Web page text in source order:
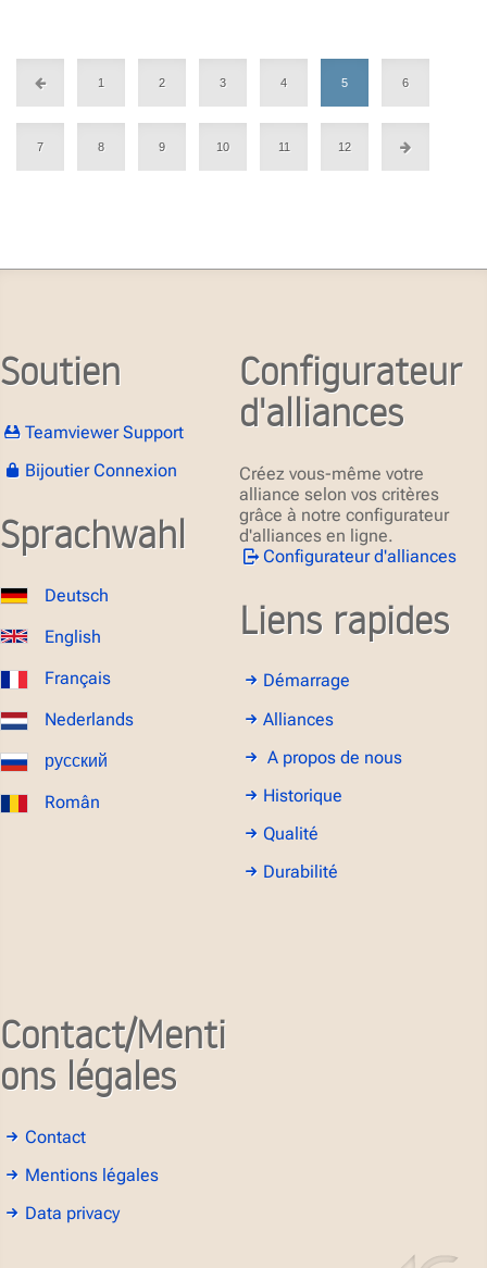
1 2 3 4 5 6
7 8 9 10 11 12
Soutien
Teamviewer Support
Bijoutier Connexion
Sprachwahl
Deutsch
English
Français
Nederlands
русский
Român
Configurateur
d'alliances
Créez vous-même votre
alliance selon vos critères
grâce à notre configurateur
d'alliances en ligne.
Configurateur d'alliances
Liens rapides
Démarrage
Alliances
A propos de nous
Historique
Qualité
Durabilité
Contact/Menti
ons légales
Contact
Mentions légales
Data privacy